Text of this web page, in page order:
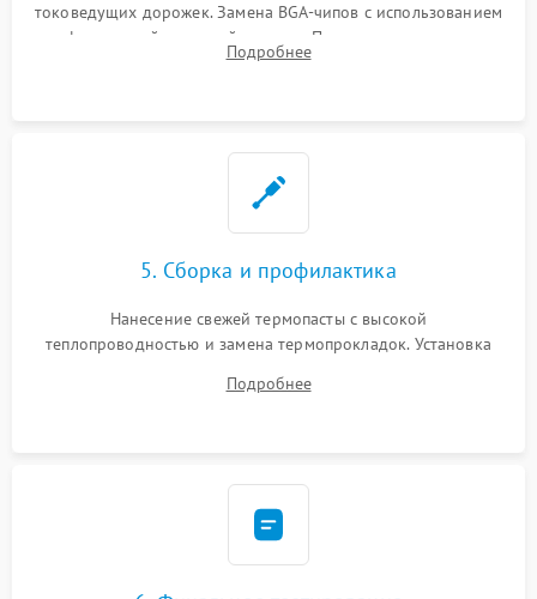
токоведущих дорожек. Замена BGA-чипов с использованием
инфракрасной паяльной станции. Прошивка микросхемы
BIOS или замена поврежденных портов USB
Подробнее
5. Сборка и профилактика
Нанесение свежей термопасты с высокой
теплопроводностью и замена термопрокладок. Установка
шлейфов, модулей памяти и накопителей. Предварительная
Подробнее